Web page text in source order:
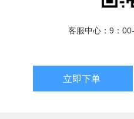
客服中心：9：
立即下单